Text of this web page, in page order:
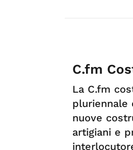
C.fm
La C.fm
pluriennale
nuove
artigiani e